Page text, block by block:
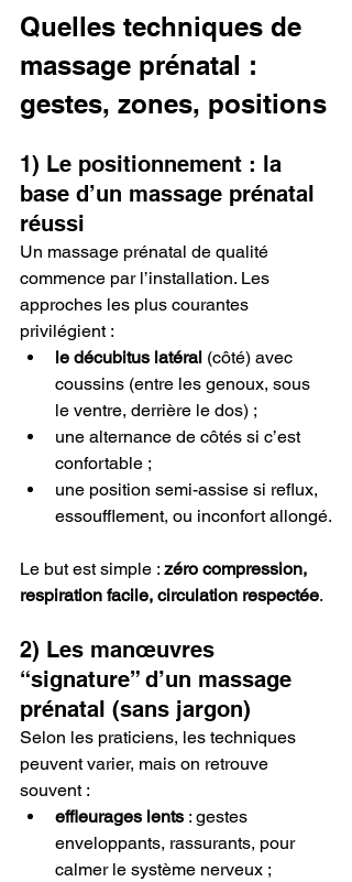
Quelles techniques de
massage prénatal :
gestes, zones, positions
1) Le positionnement : la
base d’un massage prénatal
réussi
Un massage prénatal de qualité
commence par l’installation. Les
approches les plus courantes
privilégient :
le décubitus latéral (côté) avec
coussins (entre les genoux, sous
le ventre, derrière le dos) ;
une alternance de côtés si c’est
confortable ;
une position semi-assise si reflux,
essoufflement, ou inconfort allongé.
Le but est simple : zéro compression,
respiration facile, circulation respectée.
2) Les manœuvres
“signature” d’un massage
prénatal (sans jargon)
Selon les praticiens, les techniques
peuvent varier, mais on retrouve
souvent :
effleurages lents : gestes
enveloppants, rassurants, pour
calmer le système nerveux ;